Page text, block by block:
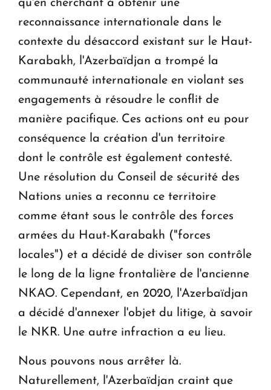
qu'en cherchant à obtenir une
reconnaissance internationale dans le
contexte du désaccord existant sur le Haut-
Karabakh, l'Azerbaïdjan a trompé la
communauté internationale en violant ses
engagements à résoudre le conflit de
manière pacifique. Ces actions ont eu pour
conséquence la création d'un territoire
dont le contrôle est également contesté.
Une résolution du Conseil de sécurité des
Nations unies a reconnu ce territoire
comme étant sous le contrôle des forces
armées du Haut-Karabakh ("forces
locales") et a décidé de diviser son contrôle
le long de la ligne frontalière de l'ancienne
NKAO. Cependant, en 2020, l'Azerbaïdjan
a décidé d'annexer l'objet du litige, à savoir
le NKR. Une autre infraction a eu lieu.
Nous pouvons nous arrêter là.
Naturellement, l'Azerbaïdjan craint que